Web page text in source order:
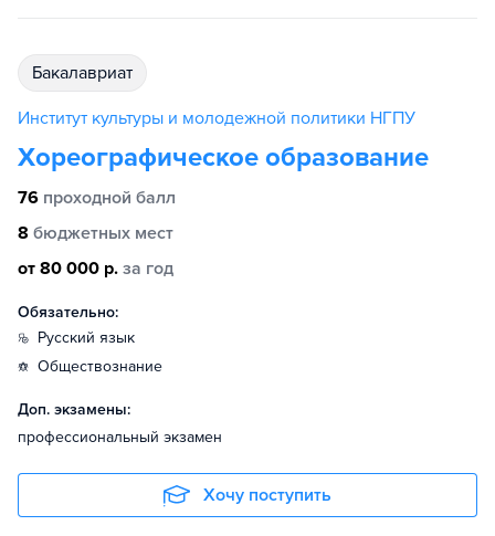
бакалавриат
Институт культуры и молодежной политики НГПУ
Хореографическое образование
76 проходной балл
8 бюджетных мест
от 80 000 р. за год
Обязательно:
русский язык
обществознание
Доп. экзамены:
профессиональный экзамен
Хочу поступить